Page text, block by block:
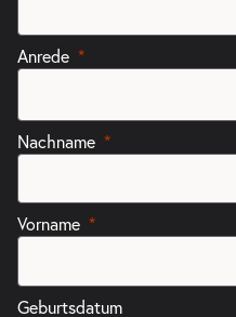
Anrede
Nachname
Vorname
Geburtsdatum